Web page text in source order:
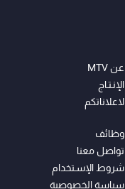
عن MTV
الإنـتـاج
لاعلاناتكم
وظائف
تواصل معنا
شروط الإسـتخدام
سياسة الخصوصية